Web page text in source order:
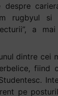
despre
rugbyul si
a
dintre cei
fiind
pe